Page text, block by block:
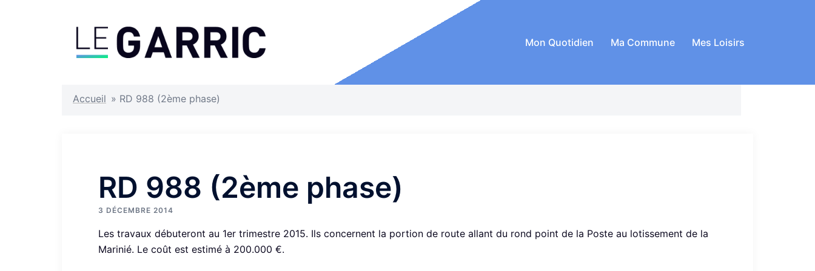
Mon Quotidien Ma Commune Mes Loisirs
Accueil » RD 988 (2ème phase)
RD 988 (2ème phase)
3 DÉCEMBRE 2014
Les travaux débuteront au 1er trimestre 2015. Ils concernent la portion de route allant du rond point de la Poste au lotissement de la
Marinié. Le coût est estimé à 200.000 €.